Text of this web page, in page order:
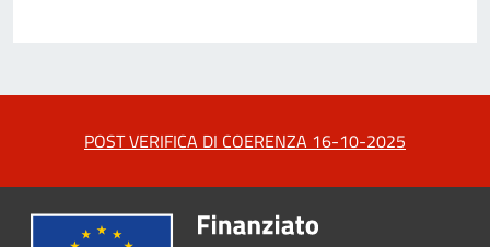
POST VERIFICA DI COERENZA 16-10-2025